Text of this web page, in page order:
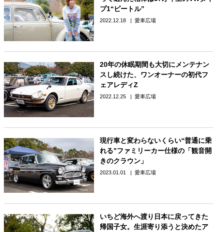
プ1“ビートル”
2022.12.18 愛車広場
20年の休眠期間も大切にメンテナン
スし続けた、ワンオーナーの初代フ
ェアレディZ
2022.12.25 愛車広場
現行車と変わらないくらい“普通に乗
れる”ファミリーカー仕様の「観音開
きのクラウン」
2023.01.01 愛車広場
いちど海外へ渡り日本に戻ってきた
帰国子女。生涯寄り添うと決めたア